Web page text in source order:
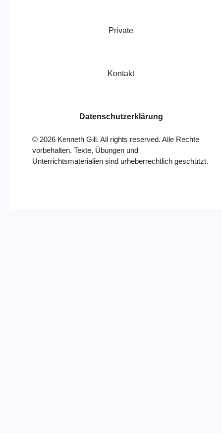
Private
Kontakt
Datenschutzerklärung
© 2026Kenneth Gill. All rights reserved. Alle Rechte
vorbehalten. Texte, Übungen und
Unterrichtsmaterialien sind urheberrechtlich geschützt.